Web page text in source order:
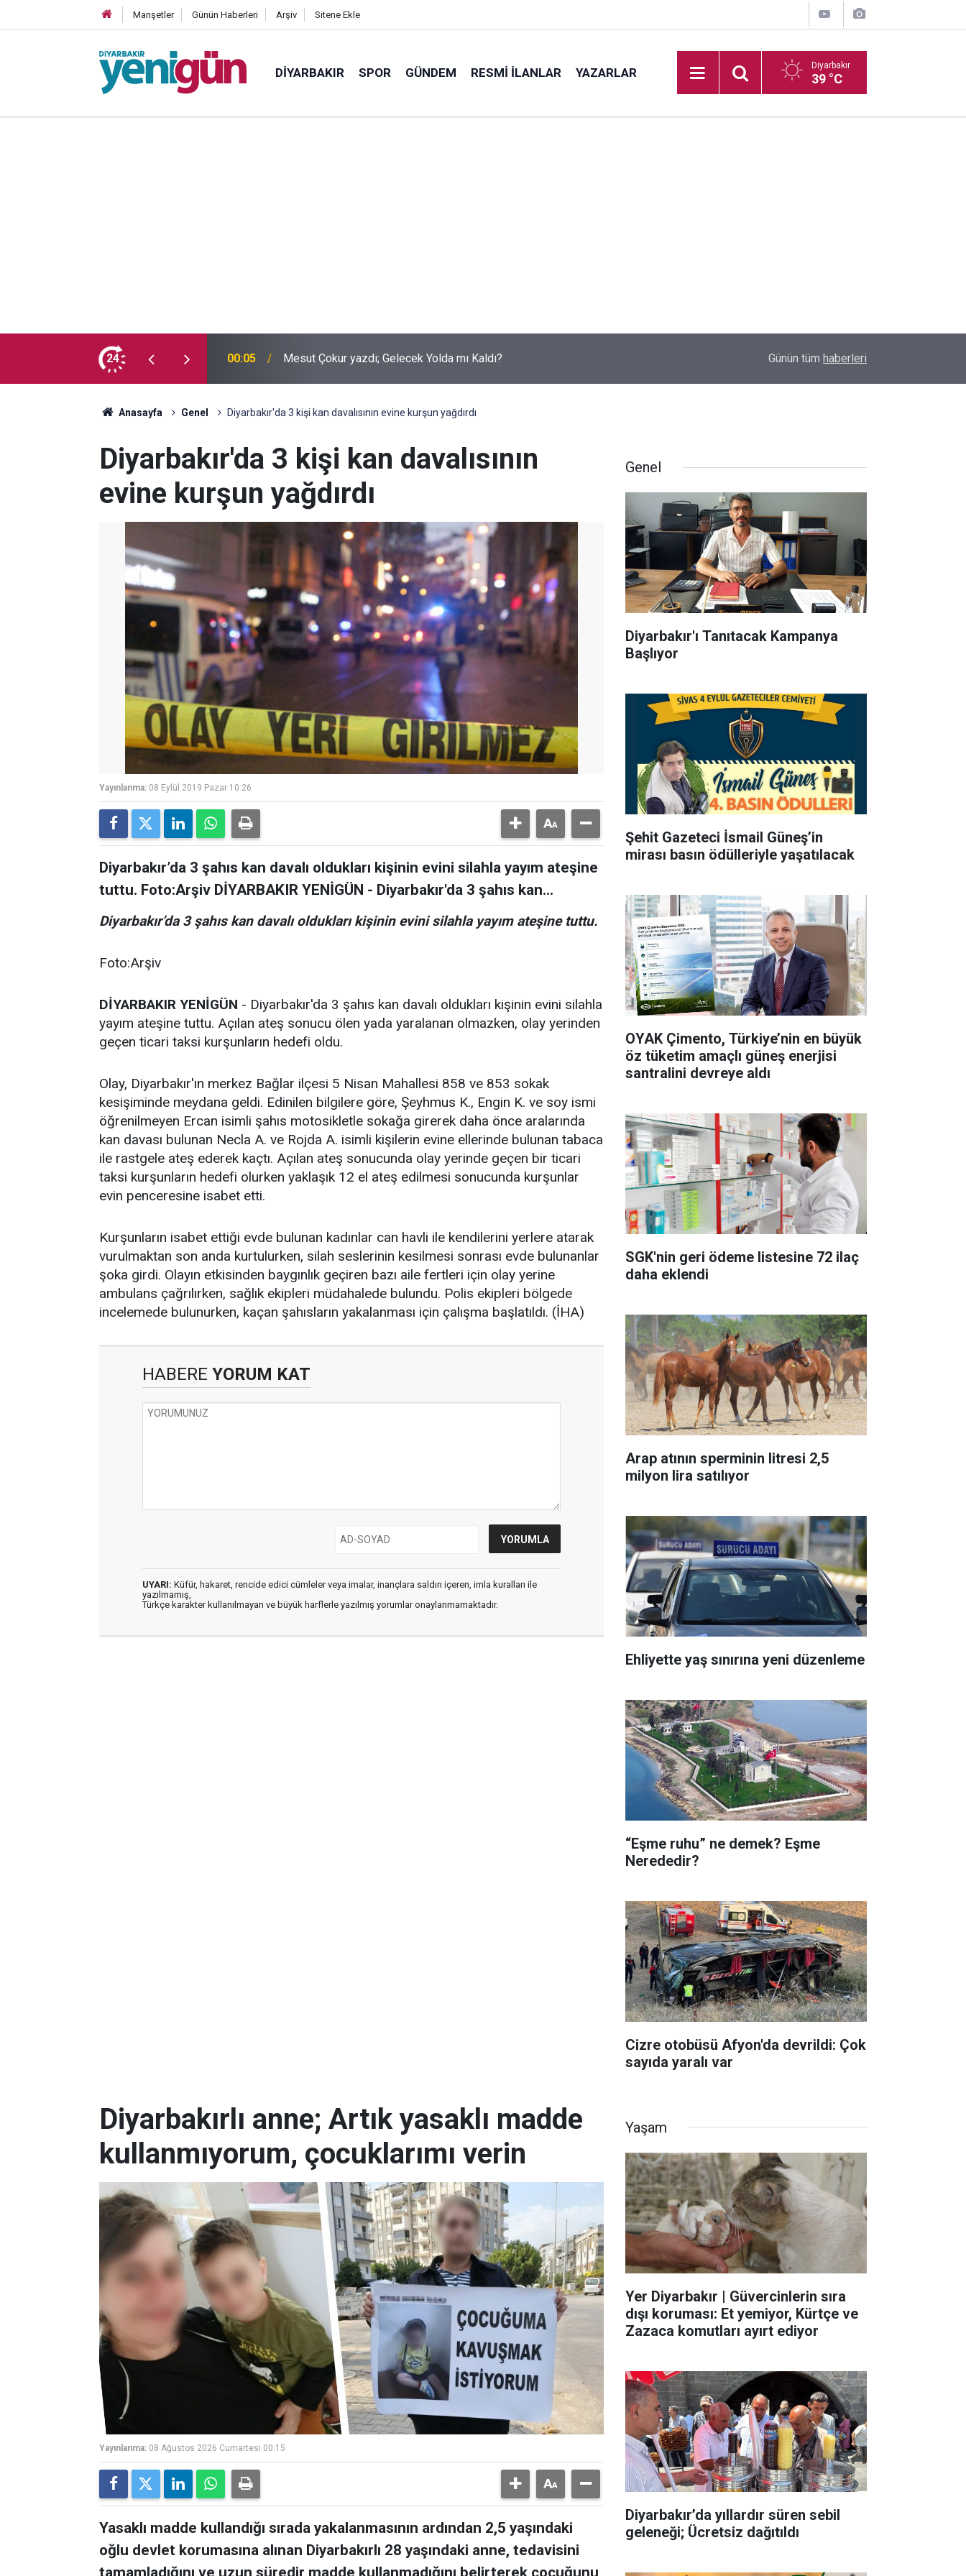
Manşetler Günün Haberleri Arşiv Sitene Ekle
DIYARBAKIR SPOR GÜNDEM RESMI İLANLAR YAZARLAR Diyarbakır
39 °C
24
kullanmıyorum, çocuklarımı verin 00:05 Mesut Çokur yazdı; Gelecek Yolda mı Kaldı? Barış Ünal yazdı; Silahlar susarsa gelecek
Günün tüm haberleri
Anasayfa Genel Diyarbakır'da 3 kişi kan davalısının evine kurşun yağdırdı
Diyarbakır'da 3 kişi kan davalısının
evine kurşun yağdırdı
Yayınlanma: 08 Eylül 2019 Pazar 10:26
Diyarbakır’da 3 şahıs kan davalı oldukları kişinin evini silahla yayım ateşine
tuttu. Foto:Arşiv DİYARBAKIR YENİGÜN - Diyarbakır'da 3 şahıs kan...
Diyarbakır’da 3 şahıs kan davalı oldukları kişinin evini silahla yayım ateşine tuttu.
Foto:Arşiv
DİYARBAKIR YENİGÜN - Diyarbakır'da 3 şahıs kan davalı oldukları kişinin evini silahla
yayım ateşine tuttu. Açılan ateş sonucu ölen yada yaralanan olmazken, olay yerinden
geçen ticari taksi kurşunların hedefi oldu.
Olay, Diyarbakır'ın merkez Bağlar ilçesi 5 Nisan Mahallesi 858 ve 853 sokak
kesişiminde meydana geldi. Edinilen bilgilere göre, Şeyhmus K., Engin K. ve soy ismi
öğrenilmeyen Ercan isimli şahıs motosikletle sokağa girerek daha önce aralarında
kan davası bulunan Necla A. ve Rojda A. isimli kişilerin evine ellerinde bulunan tabaca
ile rastgele ateş ederek kaçtı. Açılan ateş sonucunda olay yerinde geçen bir ticari
taksi kurşunların hedefi olurken yaklaşık 12 el ateş edilmesi sonucunda kurşunlar
evin penceresine isabet etti.
Kurşunların isabet ettiği evde bulunan kadınlar can havli ile kendilerini yerlere atarak
vurulmaktan son anda kurtulurken, silah seslerinin kesilmesi sonrası evde bulunanlar
şoka girdi. Olayın etkisinden baygınlık geçiren bazı aile fertleri için olay yerine
ambulans çağrılırken, sağlık ekipleri müdahalede bulundu. Polis ekipleri bölgede
incelemede bulunurken, kaçan şahısların yakalanması için çalışma başlatıldı. (İHA)
HABERE YORUM KAT
UYARI: Küfür, hakaret, rencide edici cümleler veya imalar, inançlara saldırı içeren, imla kuralları ile
yazılmamış,
Türkçe karakter kullanılmayan ve büyük harflerle yazılmış yorumlar onaylanmamaktadır.
Genel
Diyarbakır'ı Tanıtacak Kampanya
Başlıyor
Şehit Gazeteci İsmail Güneş’in
mirası basın ödülleriyle yaşatılacak
OYAK Çimento, Türkiye’nin en büyük
öz tüketim amaçlı güneş enerjisi
santralini devreye aldı
SGK'nin geri ödeme listesine 72 ilaç
daha eklendi
Arap atının sperminin litresi 2,5
milyon lira satılıyor
Ehliyette yaş sınırına yeni düzenleme
“Eşme ruhu” ne demek? Eşme
Nerededir?
Cizre otobüsü Afyon'da devrildi: Çok
sayıda yaralı var
Diyarbakırlı anne; Artık yasaklı madde
kullanmıyorum, çocuklarımı verin
Yayınlanma: 08 Ağustos 2026 Cumartesi 00:15
Yasaklı madde kullandığı sırada yakalanmasının ardından 2,5 yaşındaki
oğlu devlet korumasına alınan Diyarbakırlı 28 yaşındaki anne, tedavisini
tamamladığını ve uzun süredir madde kullanmadığını belirterek çocuğunu
Yaşam
Yer Diyarbakır | Güvercinlerin sıra
dışı koruması: Et yemiyor, Kürtçe ve
Zazaca komutları ayırt ediyor
Diyarbakır’da yıllardır süren sebil
geleneği; Ücretsiz dağıtıldı